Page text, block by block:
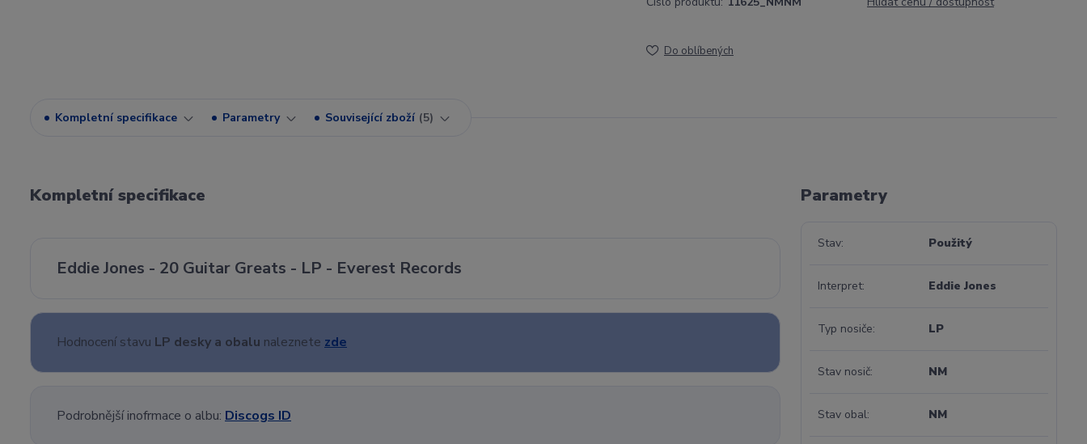
Do oblíbených
Kompletní specifikace Parametry Související zboží 5
Kompletní specifikace
Eddie Jones - 20 Guitar Greats - LP - Everest Records
Hodnocení stavu LP desky a obalu naleznete zde
Podrobnější inofrmace o albu: Discogs ID
Parametry
Stav Použitý
Interpret Eddie Jones
Typ nosiče LP
Stav nosič NM
Stav obal NM